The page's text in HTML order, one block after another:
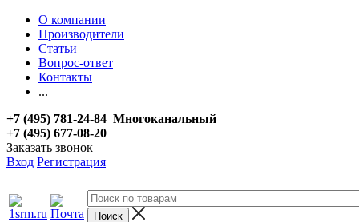
О компании
Производители
Статьи
Вопрос-ответ
Контакты
...
+7 (495) 781-24-84 Многоканальный
+7 (495) 677-08-20
Заказать звонок
Вход Регистрация